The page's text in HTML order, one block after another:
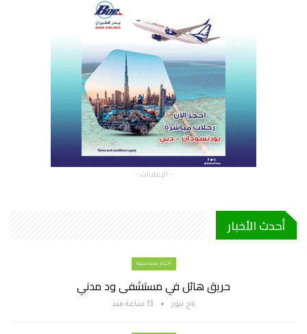
- الإعلانات -
أحدث الأخبار
أخبار سياسية
حريق هائل في مستشفى ود مدني
باج نيوز 13 ساعة منذ